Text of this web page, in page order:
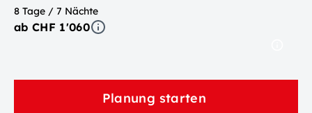
8 Tage / 7 Nächte
ab CHF 1'060
Planung starten